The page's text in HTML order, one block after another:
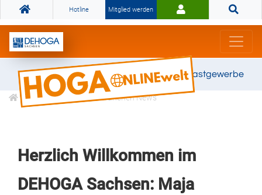
Hotline Mitglied werden
Gemeinsam stark für das Gastgewerbe
Informationen Branchen News
Herzlich Willkommen im
DEHOGA Sachsen: Maja